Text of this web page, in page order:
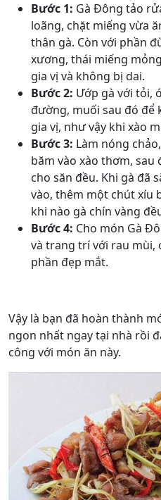
Bước 1: Gà Đông tảo
loãng, chặt miếng vừa
thân gà. Còn với phần
xương, thái miếng
gia vị và không bị dai.
Bước 2: Ướp gà với tỏi,
đường, muối sau đó để
gia vị, như vậy khi xào
Bước 3: Làm nóng
băm vào xào thơm, sau
cho săn đều. Khi gà đã
vào, thêm một chút xíu
khi nào gà chín vàng
Bước 4: Cho món Gà
và trang trí với rau
phần đẹp mắt.
Vậy là bạn đã hoàn thành
ngon nhất ngay tại nhà rồi
công với món ăn này.